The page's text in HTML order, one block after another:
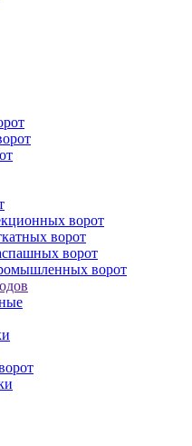
ворот
ворот
ворот
ворот